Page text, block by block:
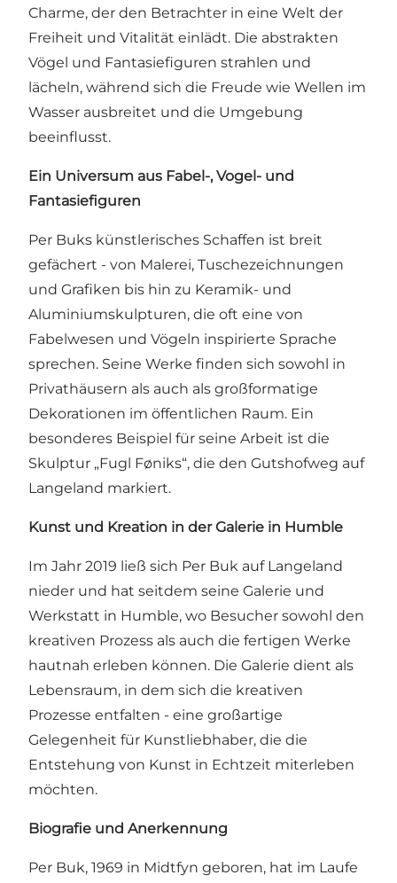
Charme, der den Betrachter in eine Welt der
Freiheit und Vitalität einlädt. Die abstrakten
Vögel und Fantasiefiguren strahlen und
lächeln, während sich die Freude wie Wellen im
Wasser ausbreitet und die Umgebung
beeinflusst.
Ein Universum aus Fabel-, Vogel- und
Fantasiefiguren
Per Buks künstlerisches Schaffen ist breit
gefächert - von Malerei, Tuschezeichnungen
und Grafiken bis hin zu Keramik- und
Aluminiumskulpturen, die oft eine von
Fabelwesen und Vögeln inspirierte Sprache
sprechen. Seine Werke finden sich sowohl in
Privathäusern als auch als großformatige
Dekorationen im öffentlichen Raum. Ein
besonderes Beispiel für seine Arbeit ist die
Skulptur „Fugl Føniks“, die den Gutshofweg auf
Langeland markiert.
Kunst und Kreation in der Galerie in Humble
Im Jahr 2019 ließ sich Per Buk auf Langeland
nieder und hat seitdem seine Galerie und
Werkstatt in Humble, wo Besucher sowohl den
kreativen Prozess als auch die fertigen Werke
hautnah erleben können. Die Galerie dient als
Lebensraum, in dem sich die kreativen
Prozesse entfalten - eine großartige
Gelegenheit für Kunstliebhaber, die die
Entstehung von Kunst in Echtzeit miterleben
möchten.
Biografie und Anerkennung
Per Buk, 1969 in Midtfyn geboren, hat im Laufe